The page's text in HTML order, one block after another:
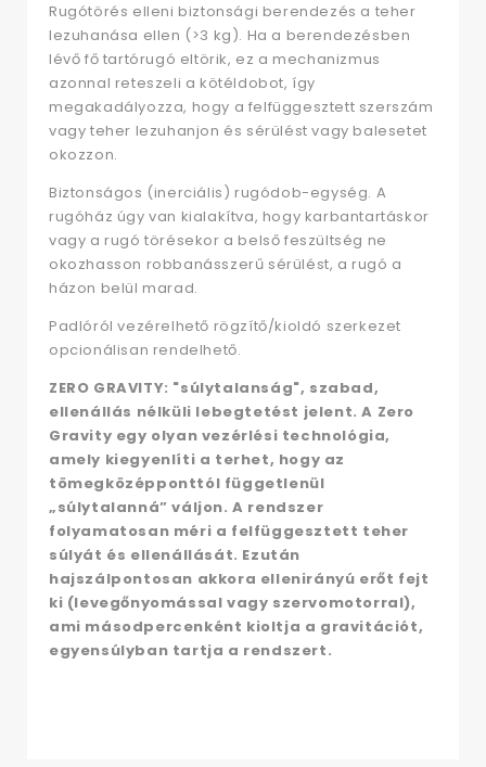
Rugótörés elleni biztonsági berendezés a teher
lezuhanása ellen (>3 kg). Ha a berendezésben
lévő fő tartórugó eltörik, ez a mechanizmus
azonnal reteszeli a kötéldobot, így
megakadályozza, hogy a felfüggesztett szerszám
vagy teher lezuhanjon és sérülést vagy balesetet
okozzon.
Biztonságos (inerciális) rugódob-egység. A
rugóház úgy van kialakítva, hogy karbantartáskor
vagy a rugó törésekor a belső feszültség ne
okozhasson robbanásszerű sérülést, a rugó a
házon belül marad.
Padlóról vezérelhető rögzítő/kioldó szerkezet
opcionálisan rendelhető.
ZERO GRAVITY: "súlytalanság", szabad,
ellenállás nélküli lebegtetést jelent. A Zero
Gravity egy olyan vezérlési technológia,
amely kiegyenlíti a terhet, hogy az
tömegközépponttól függetlenül
„súlytalanná” váljon. A rendszer
folyamatosan méri a felfüggesztett teher
súlyát és ellenállását. Ezután
hajszálpontosan akkora ellenirányú erőt fejt
ki (levegőnyomással vagy szervomotorral),
ami másodpercenként kioltja a gravitációt,
egyensúlyban tartja a rendszert.